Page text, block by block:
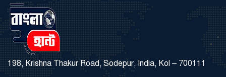
198, Krishna Thakur Road, Sodepur, India, Kol – 700111